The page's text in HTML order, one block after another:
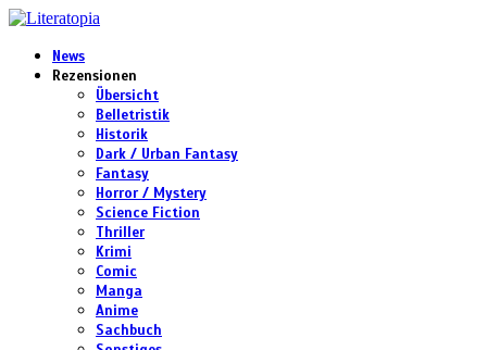
News
Rezensionen
Übersicht
Belletristik
Historik
Dark / Urban Fantasy
Fantasy
Horror / Mystery
Science Fiction
Thriller
Krimi
Comic
Manga
Anime
Sachbuch